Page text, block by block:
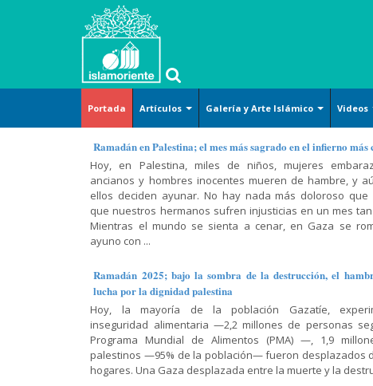
Portada Artículos
Islam
básico
Derecho
Religión-
Ética
Doctrina
Shiismo
Oración-
Súplica
Filosofía-
Gnosis
Corán-
Hadiz-
Dichos
Arte-
Cultura-
Civilización
Familia-
Educación
Historia-
Biografía
Ciencias
Sociología
Galería y Arte Islámico
Arte islámico
Caricatura
Lugares sagrados
Mujer musulmana
Videos
Arte y
Cultura
Tafsir del
Corán
(exégesis)
Diálogo
Lamentación
y
celebración
Recitación
del Corán
Métodos
de la
lectura del
Corán
Conferencia,
discurso y
Historia y
política
Varios
Película,
serie y
animación
Islam
(definición)
Cosmovisión
islámica
Doctrina
islámica
Historia
El Shiismo y
las demás
escuelas
islámicas
Islam y
temas
sociales
Jurisprudencia
y leyes
prácticas
islámica
Religiones
comparadas
Sagrado
Corán
El Shiismo y
Ramadán en Palestina; el mes más sagrado en el infierno más
Hoy, en Palestina, miles de niños, mujeres
ancianos y hombres inocentes mueren de hambre, y
ellos deciden ayunar. No hay nada más doloroso que
que nuestros hermanos sufren injusticias en un mes
Mientras el mundo se sienta a cenar, en Gaza se
ayuno con ...
Ramadán 2025; bajo la sombra de la destrucción, el
lucha por la dignidad palestina
Hoy, la mayoría de la población Gazatíe,
inseguridad alimentaria —2,2 millones de personas
Programa Mundial de Alimentos (PMA) —, 1,9
palestinos —95% de la población— fueron desplazados
hogares. Una Gaza desplazada entre la muerte y la